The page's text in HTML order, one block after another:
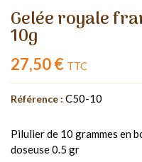
Gelée royale
10g
27,50 € TTC
Référence : C50-10
Pilulier de 10 grammes en
doseuse 0.5 gr